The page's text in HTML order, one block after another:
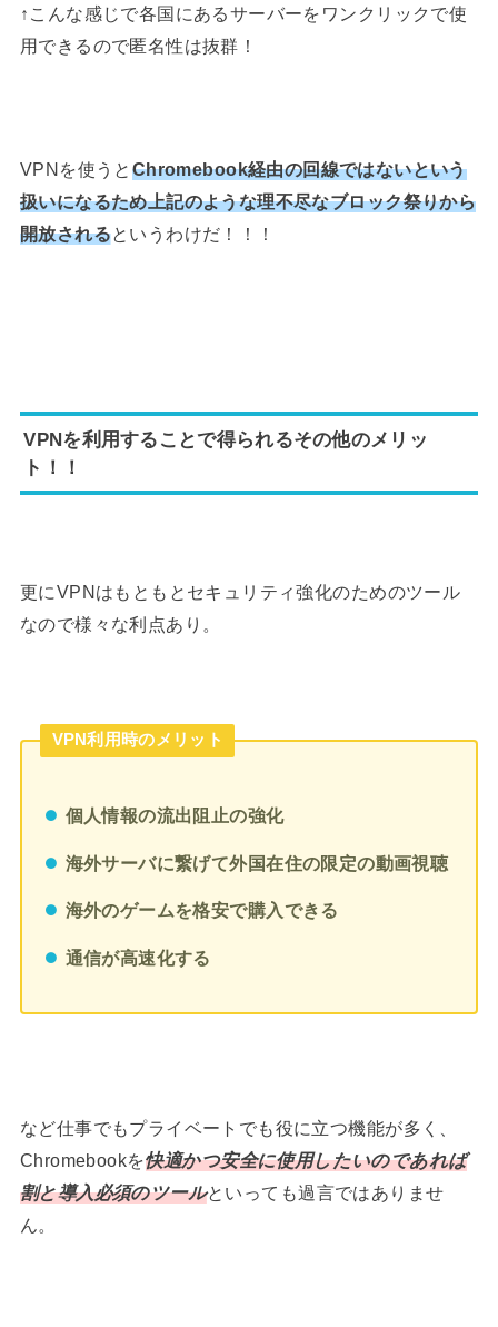
↑こんな感じで各国にあるサーバーをワンクリックで使
用できるので匿名性は抜群！
VPNを使うと Chromebook経由の回線ではないという
扱いになるため上記のような理不尽なブロック祭りから
開放されるというわけだ！！！
VPNを利用することで得られるその他のメリッ
ト！！
更にVPNはもともとセキュリティ強化のためのツール
なので様々な利点あり。
VPN利用時のメリット
個人情報の流出阻止の強化
海外サーバに繋げて外国在住の限定の動画視聴
海外のゲームを格安で購入できる
通信が高速化する
など仕事でもプライベートでも役に立つ機能が多く、
Chromebookを快適かつ安全に使用したいのであれば
割と導入必須のツールといっても過言ではありませ
ん。